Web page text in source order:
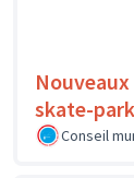
skate-
Conseil